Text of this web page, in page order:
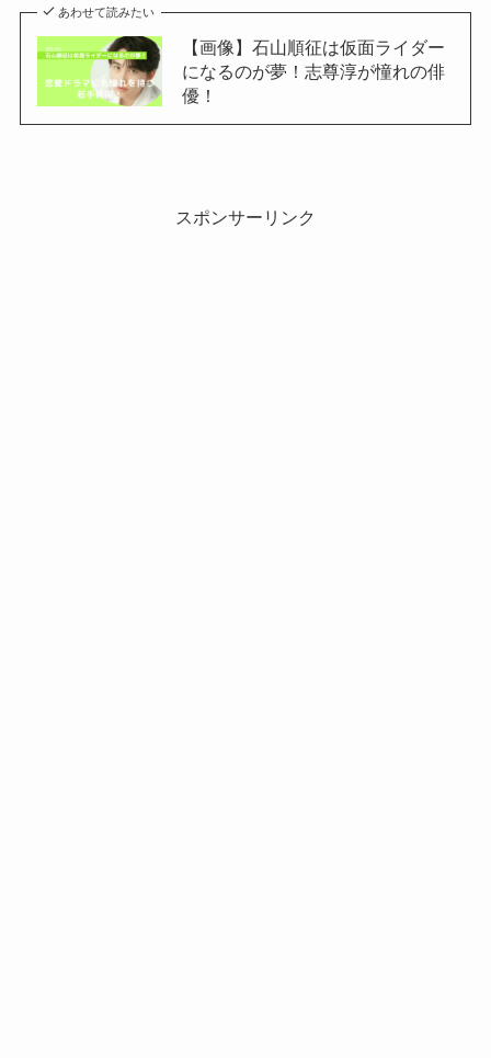
あわせて読みたい
【画像】石山順征は仮面ライダー
になるのが夢！志尊淳が憧れの俳
優！
スポンサーリンク